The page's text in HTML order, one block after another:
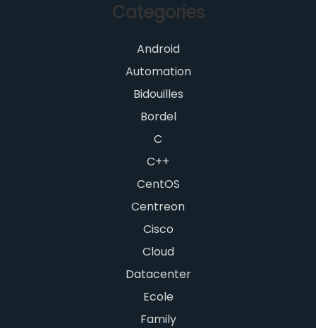
Categories
Android
Automation
Bidouilles
Bordel
C
C++
CentOS
Centreon
Cisco
Cloud
Datacenter
Ecole
Family